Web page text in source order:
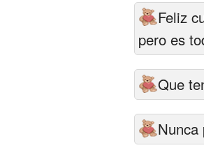
Feliz
pero es
Que
Nunca